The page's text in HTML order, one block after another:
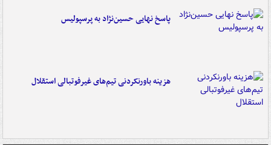
پاسخ نهایی حسین‌نژاد به پرسپولیس
هزینه باورنکردنی تیم‌های غیرفوتبالی استقلال